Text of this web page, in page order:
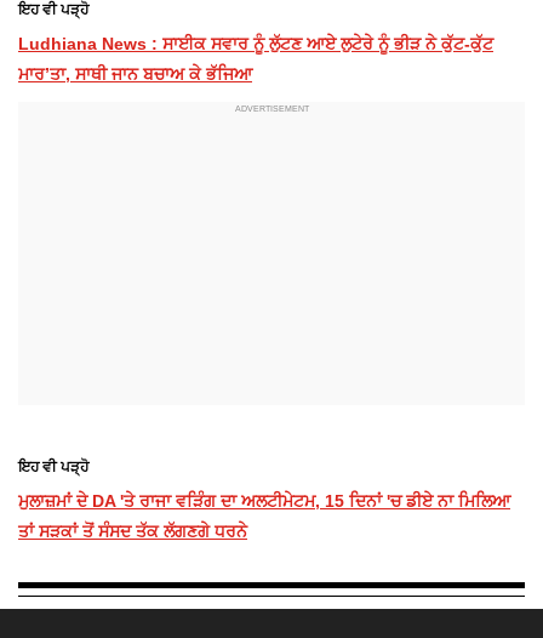
ਇਹ ਵੀ ਪੜ੍ਹੋ
Ludhiana News : ਸਾਈਕ ਸਵਾਰ ਨੂੰ ਲੁੱਟਣ ਆਏ ਲੁਟੇਰੇ ਨੂੰ ਭੀੜ ਨੇ ਕੁੱਟ-ਕੁੱਟ
ਮਾਰ’ਤਾ, ਸਾਥੀ ਜਾਨ ਬਚਾਅ ਕੇ ਭੱਜਿਆ
ਇਹ ਵੀ ਪੜ੍ਹੋ
ਮੁਲਾਜ਼ਮਾਂ ਦੇ DA 'ਤੇ ਰਾਜਾ ਵੜਿੰਗ ਦਾ ਅਲਟੀਮੇਟਮ, 15 ਦਿਨਾਂ 'ਚ ਡੀਏ ਨਾ ਮਿਲਿਆ
ਤਾਂ ਸੜਕਾਂ ਤੋਂ ਸੰਸਦ ਤੱਕ ਲੱਗਣਗੇ ਧਰਨੇ